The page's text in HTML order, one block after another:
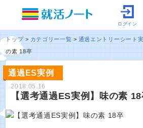
ログイン
トップ カテゴリー一覧 通過エントリーシート
の素 18卒
通過ES実例
2018.05.16
【選考通過ES実例】味の素